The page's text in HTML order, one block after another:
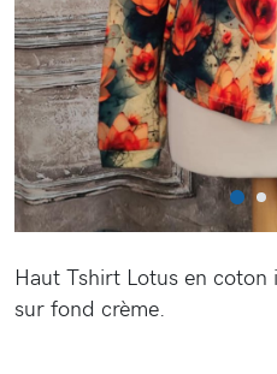
Haut Tshirt Lotus en
sur fond crème.